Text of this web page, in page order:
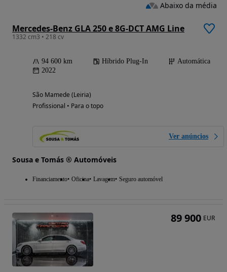
Mercedes-Benz GLA 250 e 8G-DCT AMG Line
1332 cm3 • 218 cv
94 600 km Híbrido Plug-In
Automática
2022
São Mamede (Leiria)
Profissional • Para o topo
Ver anúncios
Sousa e Tomás ® Automóveis
Financiamento Oficina Lavagem Seguro automóvel
Abaixo da média
89 900 EUR